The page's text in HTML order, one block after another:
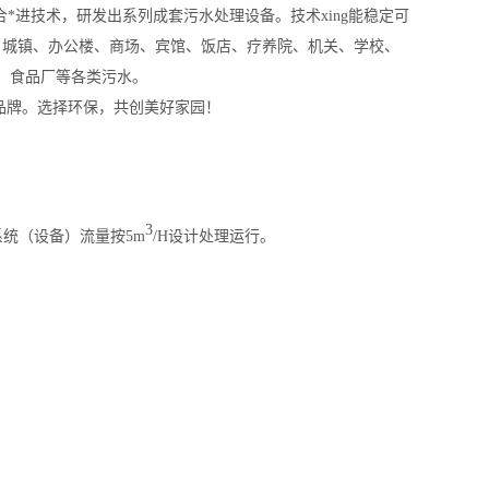
技术，研发出系列成套污水处理设备。 技术xing能稳定可
镇、办公楼、商场、宾馆、饭店、疗养院、机关、学校、
品厂等各类污水。
。选择环保，共创美好家园！
（设备）流量按5m3/H设计处理运行。